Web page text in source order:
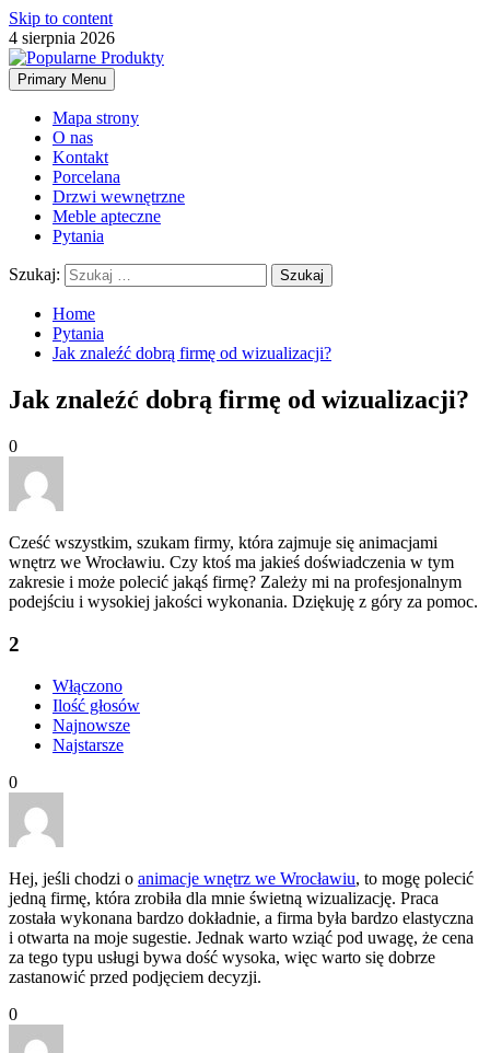
Skip to content
4 sierpnia 2026
Primary Menu
Mapa strony
O nas
Kontakt
Porcelana
Drzwi wewnętrzne
Meble apteczne
Pytania
Szukaj:
Home
Pytania
Jak znaleźć dobrą firmę od wizualizacji?
Jak znaleźć dobrą firmę od wizualizacji?
0
Cześć wszystkim, szukam firmy, która zajmuje się animacjami
wnętrz we Wrocławiu. Czy ktoś ma jakieś doświadczenia w tym
zakresie i może polecić jakąś firmę? Zależy mi na profesjonalnym
podejściu i wysokiej jakości wykonania. Dziękuję z góry za pomoc.
2
Włączono
Ilość głosów
Najnowsze
Najstarsze
0
Hej, jeśli chodzi o animacje wnętrz we Wrocławiu, to mogę polecić
jedną firmę, która zrobiła dla mnie świetną wizualizację. Praca
została wykonana bardzo dokładnie, a firma była bardzo elastyczna
i otwarta na moje sugestie. Jednak warto wziąć pod uwagę, że cena
za tego typu usługi bywa dość wysoka, więc warto się dobrze
zastanowić przed podjęciem decyzji.
0